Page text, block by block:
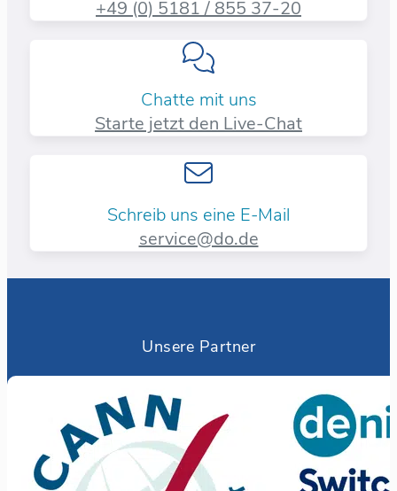
+49 (0) 5181 / 855 37-20​
Chatte mit uns
Starte jetzt den Live-Chat
Schreib uns eine E-Mail
service@do.de
Unsere Partner